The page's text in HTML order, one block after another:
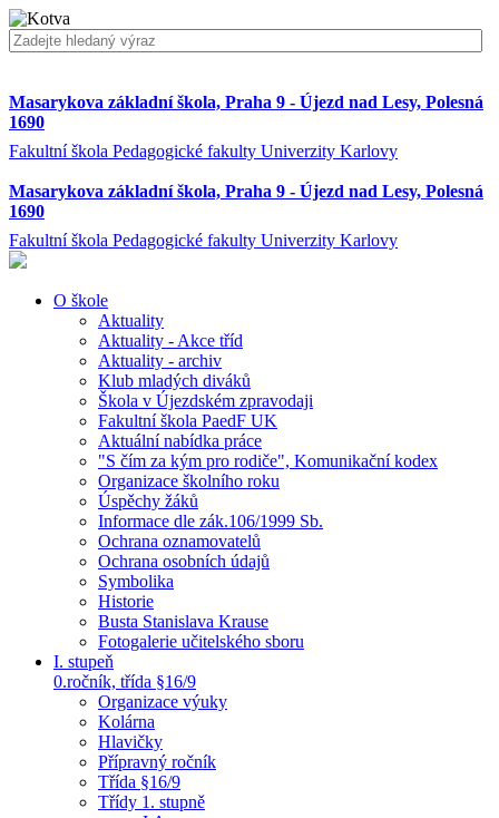
Masarykova základní škola, Praha 9 - Újezd nad Lesy, Polesná
1690
Fakultní škola Pedagogické fakulty Univerzity Karlovy
Masarykova základní škola, Praha 9 - Újezd nad Lesy, Polesná
1690
Fakultní škola Pedagogické fakulty Univerzity Karlovy
O škole
Aktuality
Aktuality - Akce tříd
Aktuality - archiv
Klub mladých diváků
Škola v Újezdském zpravodaji
Fakultní škola PaedF UK
Aktuální nabídka práce
"S čím za kým pro rodiče", Komunikační kodex
Organizace školního roku
Úspěchy žáků
Informace dle zák.106/1999 Sb.
Ochrana oznamovatelů
Ochrana osobních údajů
Symbolika
Historie
Busta Stanislava Krause
Fotogalerie učitelského sboru
I. stupeň
0.ročník, třída §16/9
Organizace výuky
Kolárna
Hlavičky
Přípravný ročník
Třída §16/9
Třídy 1. stupně